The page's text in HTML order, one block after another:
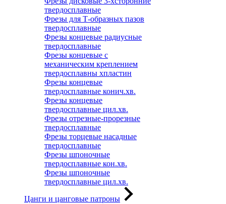
твердосплавные
Фрезы для Т-образных пазов
твердосплавные
Фрезы концевые радиусные
твердосплавные
Фрезы концевые с
механическим креплением
твердосплавны хпластин
Фрезы концевые
твердосплавные конич.хв.
Фрезы концевые
твердосплавные цил.хв.
Фрезы отрезные-прорезные
твердосплавные
Фрезы торцевые насадные
твердосплавные
Фрезы шпоночные
твердосплавные кон.хв.
Фрезы шпоночные
твердосплавные цил.хв.
Цанги и цанговые патроны